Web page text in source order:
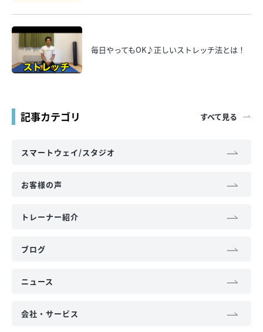
毎日やってもOK♪正しいストレッチ法とは！
記事カテゴリ すべて見る
スマートウェイ/スタジオ
お客様の声
トレーナー紹介
ブログ
ニュース
会社・サービス